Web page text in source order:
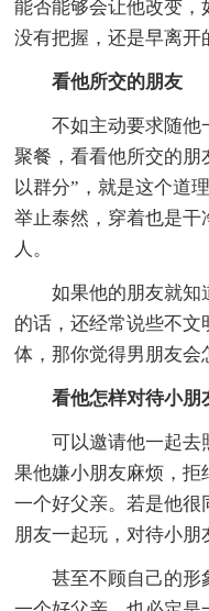
能否能够会让他改变，
没有把握，还是早离开
看他所交的朋友
不如主动要求随他
聚餐，看看他所交的朋
以群分”，就是这个道
举止泰然，穿着也是干
人。
如果他的朋友就知
的话，还经常说些不
体，那你觉得男朋友会
看他怎样对待小朋
可以邀请他一起去
果他嫌小朋友麻烦，拒
一个好父亲。若是他
朋友一起玩，对待小朋
甚至不顾自己的形